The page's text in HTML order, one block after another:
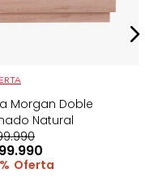
Morgan Doble
Natural
.990
.990